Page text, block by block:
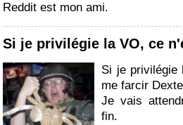
Reddit est mon ami.
Si je privilégie la VO, ce
Si je privilégie
me farcir
Je vais
fin.